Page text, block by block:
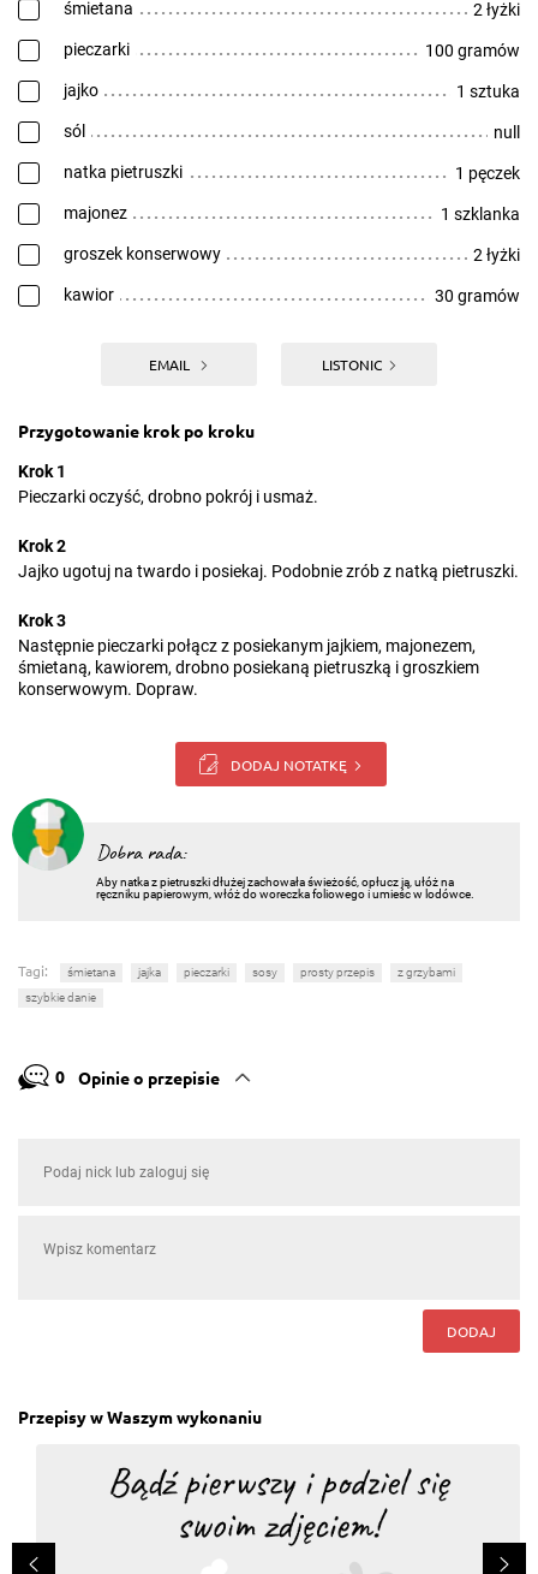
śmietana 2 łyżki
pieczarki 100 gramów
jajko 1 sztuka
sól null
natka pietruszki 1 pęczek
majonez 1 szklanka
groszek konserwowy 2 łyżki
kawior 30 gramów
EMAIL LISTONIC
Przygotowanie krok po kroku
Krok 1
Pieczarki oczyść, drobno pokrój i usmaż.
Krok 2
Jajko ugotuj na twardo i posiekaj. Podobnie zrób z natką pietruszki.
Krok 3
Następnie pieczarki połącz z posiekanym jajkiem, majonezem,
śmietaną, kawiorem, drobno posiekaną pietruszką i groszkiem
konserwowym. Dopraw.
DODAJ NOTATKĘ
Dobra rada:
Aby natka z pietruszki dłużej zachowała świeżość, opłucz ją, ułóż na
ręczniku papierowym, włóż do woreczka foliowego i umieśc w lodówce.
Tagi: śmietana jajka pieczarki sosy prosty przepis
z grzybami
szybkie danie
0 Opinie o przepisie
DODAJ
Przepisy w Waszym wykonaniu